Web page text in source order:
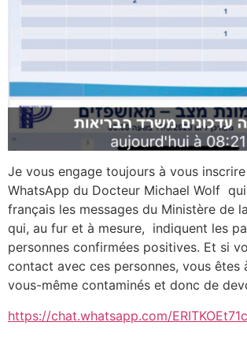
Je vous engage toujours à vous
WhatsApp du Docteur Michael Wolf
français les messages du Ministère de
qui, au fur et à mesure, indiquent les
personnes confirmées positives. Et si
contact avec ces personnes, vous êtes
vous-même contaminés et donc de
https://chat.whatsapp.com/